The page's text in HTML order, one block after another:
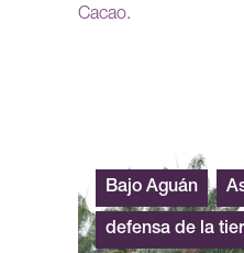
Cacao.
Bajo Aguán
defensa de la